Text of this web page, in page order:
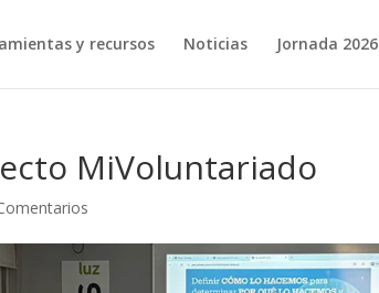
y recursos Noticias Jornada 2026
MiVoluntariado